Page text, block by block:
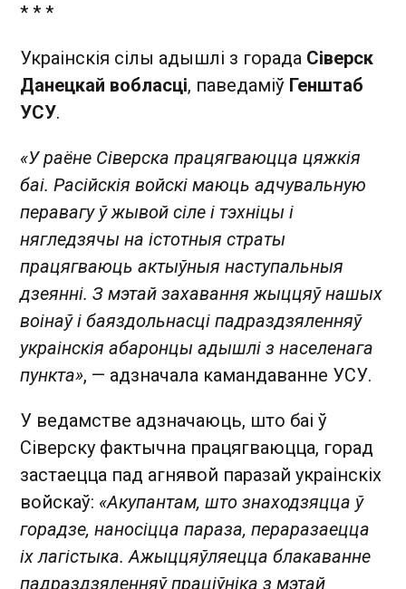
* * *
Украінскія сілы адышлі з горада Сіверск
Данецкай вобласці, паведаміў Генштаб
УСУ.
«У раёне Сіверска працягваюцца цяжкія
баі. Расійскія войскі маюць адчувальную
перавагу ў жывой сіле і тэхніцы і
нягледзячы на істотныя страты
працягваюць актыўныя наступальныя
дзеянні. З мэтай захавання жыццяў нашых
воінаў і баяздольнасці падраздзяленняў
украінскія абаронцы адышлі з населенага
пункта», — адзначала камандаванне УСУ.
У ведамстве адзначаюць, што баі ў
Сіверску фактычна працягваюцца, горад
застаецца пад агнявой паразай украінскіх
войскаў: «Акупантам, што знаходзяцца ў
горадзе, наносіцца параза, пераразаецца
іх лагістыка. Ажыццяўляецца блакаванне
падраздзяленняў праціўніка з мэтай